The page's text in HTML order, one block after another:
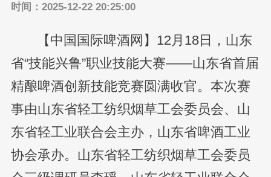
时间：2025-12-22 20:25:00
【中国国际啤酒网】12月18日，山东
省“技能兴鲁”职业技能大赛——山东省首届
精酿啤酒创新技能竞赛圆满收官。本次赛
事由山东省轻工纺织烟草工会委员会、山
东省轻工业联合会主办，山东省啤酒工业
协会承办。山东省轻工纺织烟草工会委员